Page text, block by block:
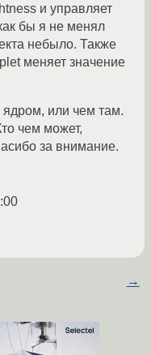
и управляет
бы я не менял
небыло. Также
меняет значение
ядром, или чем там.
чем может,
за внимание.
→